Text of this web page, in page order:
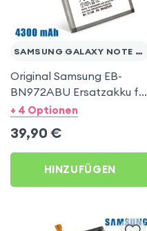
SAMSUNG GALAXY NOTE 10 PLUS
Original Samsung EB-
BN972ABU Ersatzakku für
Samsung Galaxy Note 10
Austausch-Akku, Service
Pack – Schwarz
+ 4 Optionen
39,90 €
HINZUFÜGEN